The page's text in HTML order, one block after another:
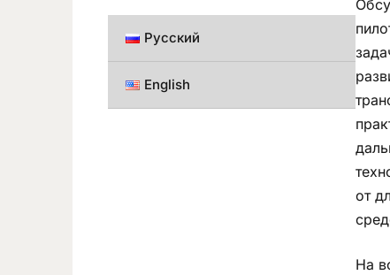
от
На
Русский
English